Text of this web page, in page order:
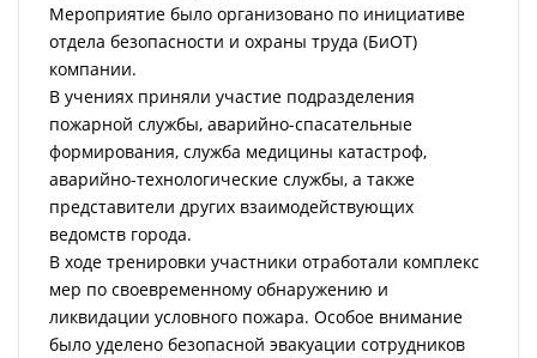
Мероприятие было организовано по инициативе
отдела безопасности и охраны труда (БиОТ)
компании.
В учениях приняли участие подразделения
пожарной службы, аварийно-спасательные
формирования, служба медицины катастроф,
аварийно-технологические службы, а также
представители других взаимодействующих
ведомств города.
В ходе тренировки участники отработали комплекс
мер по своевременному обнаружению и
ликвидации условного пожара. Особое внимание
было уделено безопасной эвакуации сотрудников